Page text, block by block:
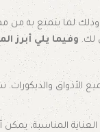
وذلك لما يتمتع به من
لك.وفيما يلي أبرز
الأذواق
العناية المناسبة،